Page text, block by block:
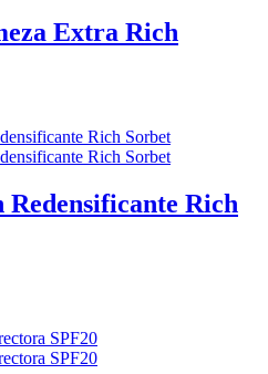
Extra Rich
Rich